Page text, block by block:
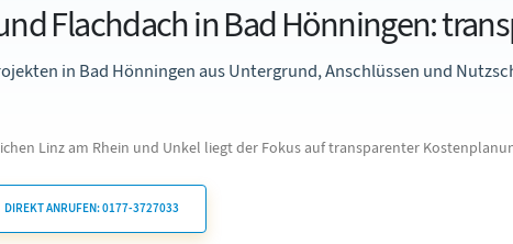
Flachdach in Bad Hönningen:
in Bad Hönningen aus Untergrund, Anschlüssen und
Linz am Rhein und Unkel liegt der Fokus auf transparenter
DIREKT ANRUFEN: 0177-3727033